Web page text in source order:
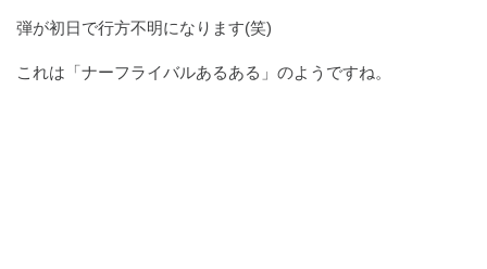
弾が初日で行方不明になります(笑)
これは「ナーフライバルあるある」のようですね。